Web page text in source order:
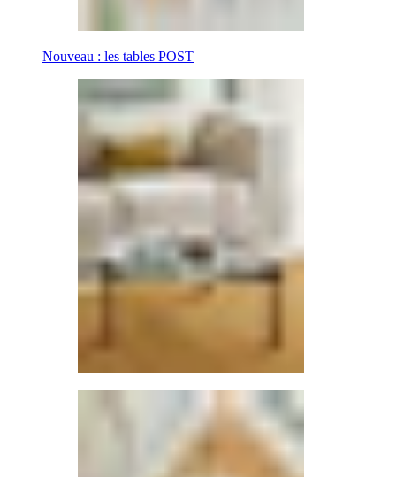
Nouveau : les tables POST